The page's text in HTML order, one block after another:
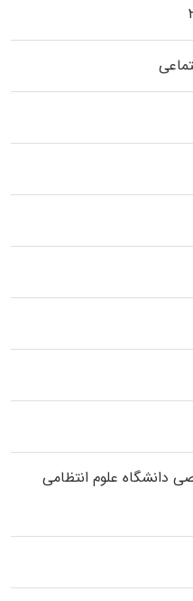
داﻧﺸﮕﺎه ﻋﻠﻮم انتظامی